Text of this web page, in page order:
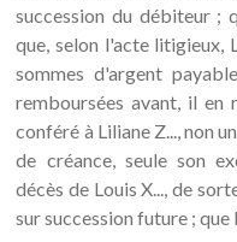
succession du débiteur ;
que, selon l'acte litigieux,
sommes d'argent
remboursées avant, il
conféré à Liliane Z..., non
de créance, seule son
décès de Louis X..., de
sur succession future ; que